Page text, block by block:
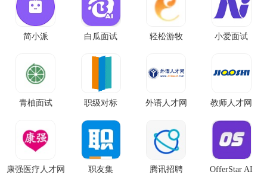
简小派 白瓜面试 轻松游牧 小爱面试
青柚面试 职级对标 外语人才网 教师人才网
康强医疗人才网 职友集 腾讯招聘 OfferStar AI